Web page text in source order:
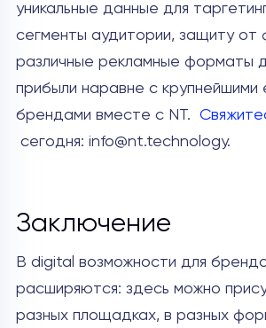
уникальные данные для
сегменты аудитории, защиту от
различные рекламные форматы
прибыли наравне с
брендами вместе с NT.
сегодня: info@nt.technology.
Заключение
В digital возможности для
расширяются: здесь можно
разных площадках, в разных